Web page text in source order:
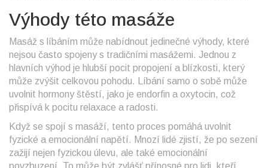
Výhody této masáže
Masáž s líbáním může nabídnout jedinečné výhody, které
nejsou často spojeny s tradičními masážemi. Jednou z
hlavních výhod je hlubší pocit propojení a blízkosti, který
může zvýšit celkovou pohodu. Líbání samo o sobě může
uvolnit hormony štěstí, jako je endorfin a oxytocin, což
přispívá k pocitu relaxace a radosti.
Když se spojí s masáží, tento proces pomáhá uvolnit
fyzické a emocionální napětí. Mnozí lidé zjistí, že po sezení
zažijí nejen fyzickou úlevu, ale také emocionální